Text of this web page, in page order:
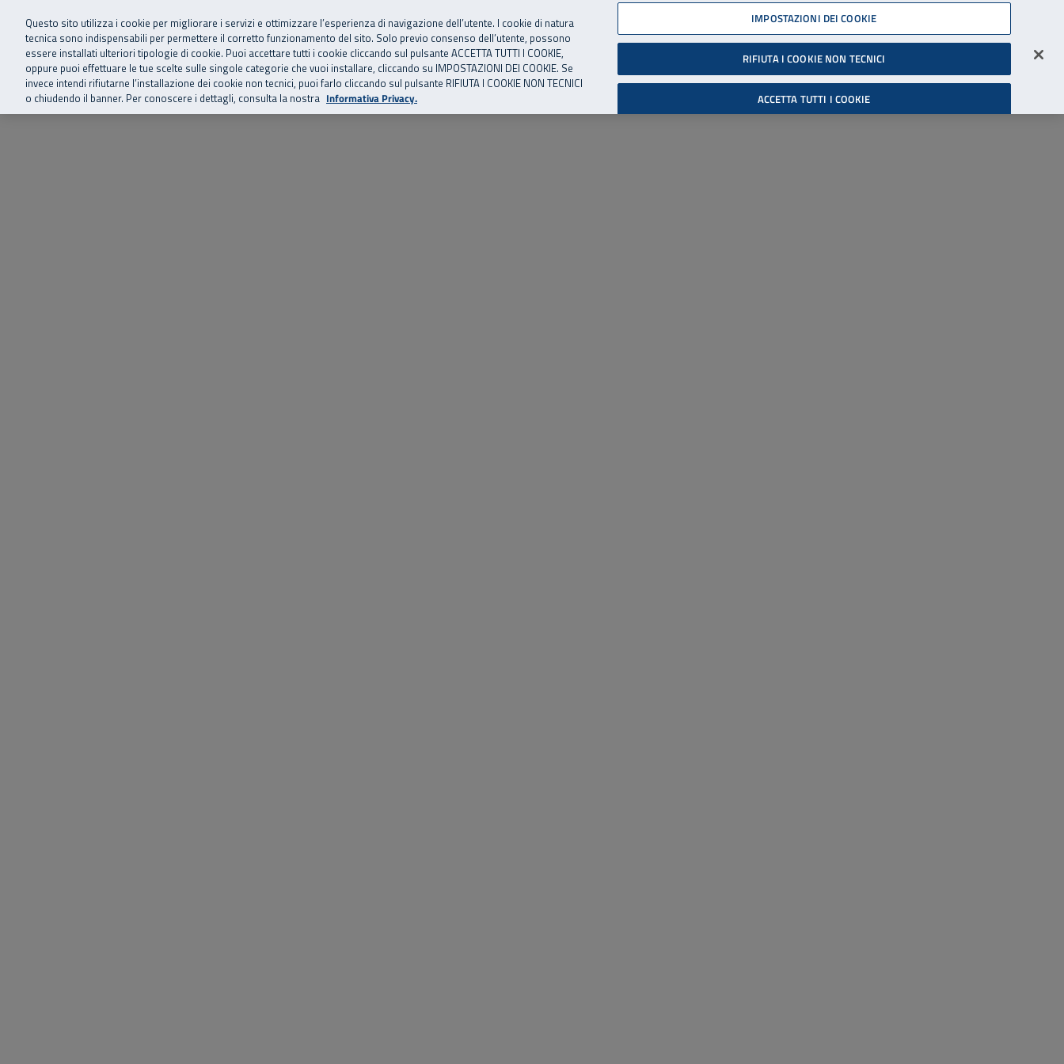
Vai al menu principale
Vai al contenuto principale
Vai al Footer 06 45539607
SuperAbile - il Contact Center Inail per il mondo della disabilità
Home Chi siamo Storie, news ed eventi Risorse utili Supporto Accessibilità
Cerca
Accedi all'area riservata
Questo sito utilizza i cookie per migliorare i servizi e ottimizzare l’esperienza di navigazione dell’utente. I cookie di natura
tecnica sono indispensabili per permettere il corretto funzionamento del sito. Solo previo consenso dell’utente, possono
essere installati ulteriori tipologie di cookie. Puoi accettare tutti i cookie cliccando sul pulsante ACCETTA TUTTI I COOKIE,
oppure puoi effettuare le tue scelte sulle singole categorie che vuoi installare, cliccando su IMPOSTAZIONI DEI COOKIE. Se
invece intendi rifiutarne l’installazione dei cookie non tecnici, puoi farlo cliccando sul pulsante RIFIUTA I COOKIE NON TECNICI
o chiudendo il banner. Per conoscere i dettagli, consulta la nostra Informativa Privacy.
IMPOSTAZIONI DEI COOKIE
RIFIUTA I COOKIE NON TECNICI
ACCETTA TUTTI I COOKIE